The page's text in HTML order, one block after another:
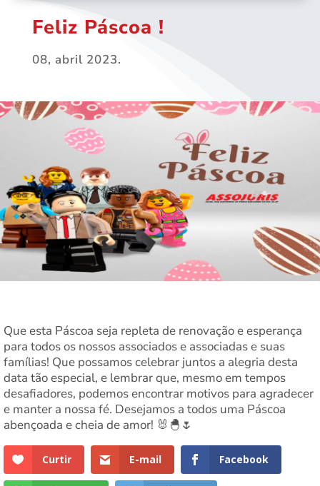
Feliz Páscoa !
08, abril 2023.
Que esta Páscoa seja repleta de renovação e esperança
para todos os nossos associados e associadas e suas
famílias! Que possamos celebrar juntos a alegria desta
data tão especial, e lembrar que, mesmo em tempos
desafiadores, podemos encontrar motivos para agradecer
e manter a nossa fé. Desejamos a todos uma Páscoa
abençoada e cheia de amor! 🐰🐣🌷
Curtir E-mail Facebook